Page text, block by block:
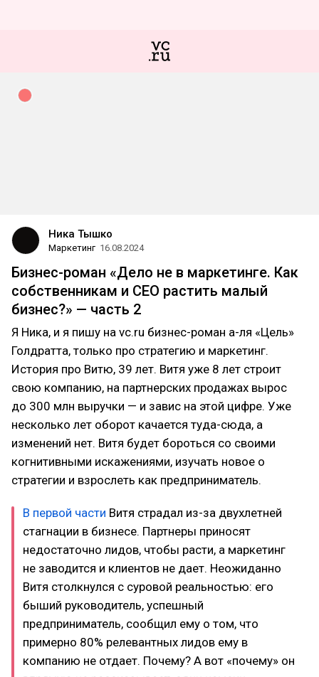
Ника Тышко
Маркетинг 16.08.2024
Бизнес-роман «Дело не в маркетинге. Как
собственникам и CEO растить малый
бизнес?» — часть 2
Я Ника, и я пишу на vc.ru бизнес-роман а-ля «Цель»
Голдратта, только про стратегию и маркетинг.
История про Витю, 39 лет. Витя уже 8 лет строит
свою компанию, на партнерских продажах вырос
до 300 млн выручки — и завис на этой цифре. Уже
несколько лет оборот качается туда-сюда, а
изменений нет. Витя будет бороться со своими
когнитивными искажениями, изучать новое о
стратегии и взрослеть как предприниматель.
В первой части Витя страдал из-за двухлетней
стагнации в бизнесе. Партнеры приносят
недостаточно лидов, чтобы расти, а маркетинг
не заводится и клиентов не дает. Неожиданно
Витя столкнулся с суровой реальностью: его
быший руководитель, успешный
предприниматель, сообщил ему о том, что
примерно 80% релевантных лидов ему в
компанию не отдает. Почему? А вот «почему» он